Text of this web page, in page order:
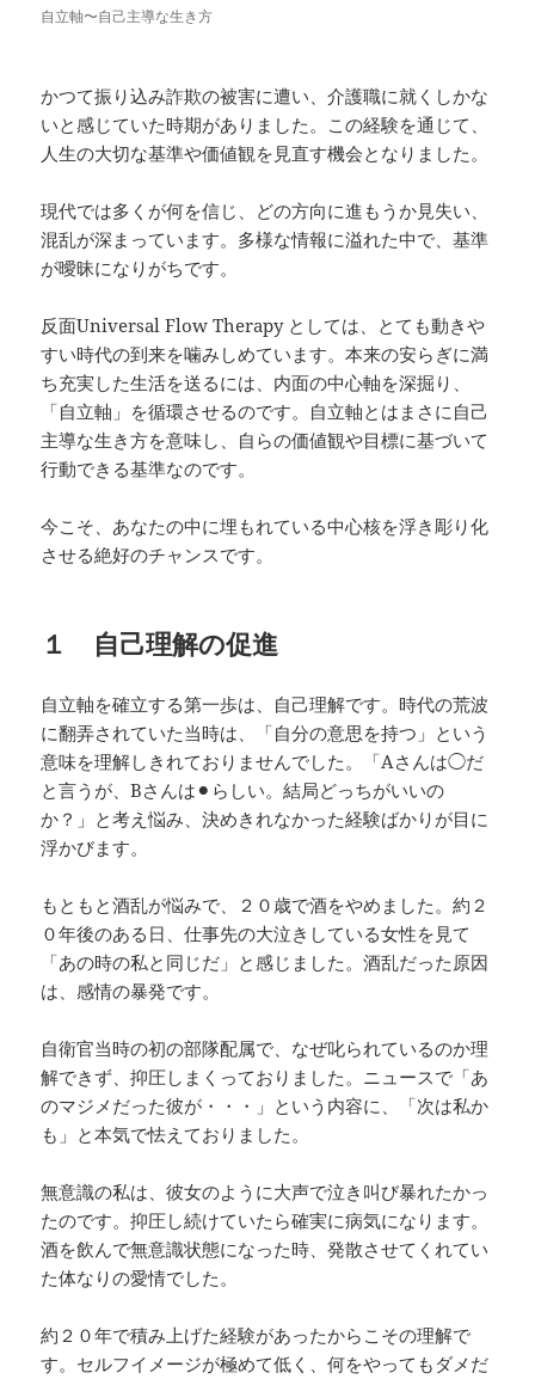
自立軸〜自己主導な生き方
かつて振り込み詐欺の被害に遭い、介護職に就くしかな
いと感じていた時期がありました。この経験を通じて、
人生の大切な基準や価値観を見直す機会となりました。
現代では多くが何を信じ、どの方向に進もうか見失い、
混乱が深まっています。多様な情報に溢れた中で、基準
が曖昧になりがちです。
反面Universal Flow Therapy としては、とても動きや
すい時代の到来を噛みしめています。本来の安らぎに満
ち充実した生活を送るには、内面の中心軸を深掘り、
「自立軸」を循環させるのです。自立軸とはまさに自己
主導な生き方を意味し、自らの価値観や目標に基づいて
行動できる基準なのです。
今こそ、あなたの中に埋もれている中心核を浮き彫り化
させる絶好のチャンスです。
１ 自己理解の促進
自立軸を確立する第一歩は、自己理解です。時代の荒波
に翻弄されていた当時は、「自分の意思を持つ」という
意味を理解しきれておりませんでした。「Aさんは◯だ
と言うが、Bさんは⚫︎らしい。結局どっちがいいの
か？」と考え悩み、決めきれなかった経験ばかりが目に
浮かびます。
もともと酒乱が悩みで、２０歳で酒をやめました。約２
０年後のある日、仕事先の大泣きしている女性を見て
「あの時の私と同じだ」と感じました。酒乱だった原因
は、感情の暴発です。
自衛官当時の初の部隊配属で、なぜ叱られているのか理
解できず、抑圧しまくっておりました。ニュースで「あ
のマジメだった彼が・・・」という内容に、「次は私か
も」と本気で怯えておりました。
無意識の私は、彼女のように大声で泣き叫び暴れたかっ
たのです。抑圧し続けていたら確実に病気になります。
酒を飲んで無意識状態になった時、発散させてくれてい
た体なりの愛情でした。
約２０年で積み上げた経験があったからこその理解で
す。セルフイメージが極めて低く、何をやってもダメだ